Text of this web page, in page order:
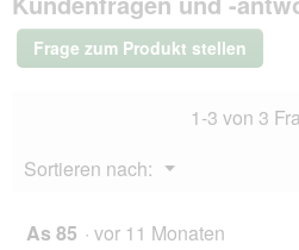
Calm
Dogs
4
Frage zum Produkt stellen
1-3 von 3
Sortieren nach:
▼
Menü
As 85 · vor 11 Monaten